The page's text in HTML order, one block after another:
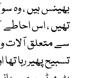
بھینس ہیں ، وہ
تھیں ، اس احاطے
سے متعلق آلات
تسبیح پھیر رہا